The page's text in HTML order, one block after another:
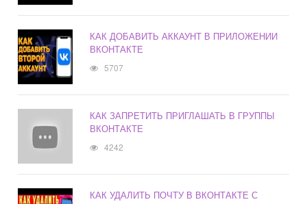
КАК ДОБАВИТЬ АККАУНТ В ПРИЛОЖЕНИИ
ВКОНТАКТЕ
5707
КАК ЗАПРЕТИТЬ ПРИГЛАШАТЬ В ГРУППЫ
ВКОНТАКТЕ
4242
КАК УДАЛИТЬ ПОЧТУ В ВКОНТАКТЕ С